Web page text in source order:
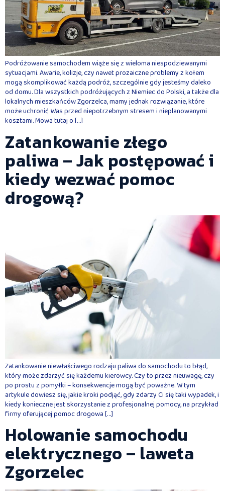
Podróżowanie samochodem wiąże się z wieloma niespodziewanymi
sytuacjami. Awarie, kolizje, czy nawet prozaiczne problemy z kołem
mogą skomplikować każdą podróż, szczególnie gdy jesteśmy daleko
od domu. Dla wszystkich podróżujących z Niemiec do Polski, a także dla
lokalnych mieszkańców Zgorzelca, mamy jednak rozwiązanie, które
może uchronić Was przed niepotrzebnym stresem i nieplanowanymi
kosztami. Mowa tutaj o […]
Zatankowanie złego
paliwa – Jak postępować i
kiedy wezwać pomoc
drogową?
Zatankowanie niewłaściwego rodzaju paliwa do samochodu to błąd,
który może zdarzyć się każdemu kierowcy. Czy to przez nieuwagę, czy
po prostu z pomyłki – konsekwencje mogą być poważne. W tym
artykule dowiesz się, jakie kroki podjąć, gdy zdarzy Ci się taki wypadek, i
kiedy konieczne jest skorzystanie z profesjonalnej pomocy, na przykład
firmy oferującej pomoc drogowa […]
Holowanie samochodu
elektrycznego – laweta
Zgorzelec